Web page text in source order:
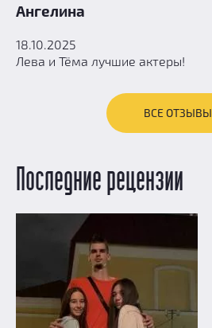
Ангелина
18.10.2025
Лева и Тёма лучшие актеры!
ВСЕ ОТЗЫВЫ
Последние рецензии